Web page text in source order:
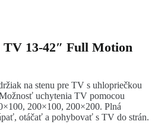
13-42″ Full Motion
na stenu pre TV s uhlopriečkou
uchytenia TV pomocou
200×100, 200×200. Plná
otáčať a pohybovať s TV do strán.